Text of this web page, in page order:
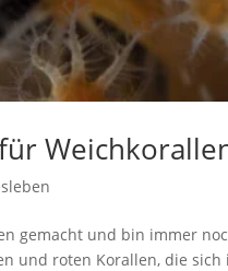
gemacht und bin immer
und roten Korallen, die